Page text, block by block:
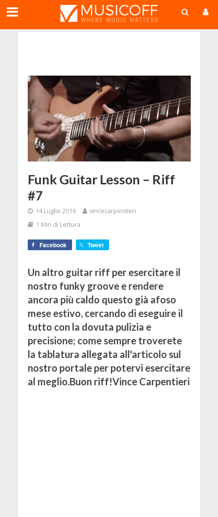
Funk Guitar Lesson – Riff
#7
14 Luglio 2016
vincecarpentieri
1 Min di Lettura
Facebook Tweet
Un altro guitar riff per esercitare il
nostro funky groove e rendere
ancora più caldo questo già afoso
mese estivo, cercando di eseguire il
tutto con la dovuta pulizia e
precisione; come sempre troverete
la tablatura allegata all'articolo sul
nostro portale per potervi esercitare
al meglio.Buon riff!Vince Carpentieri